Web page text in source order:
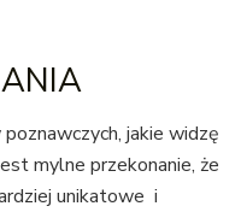
jakie widzę
mylne przekonanie, że
unikatowe i